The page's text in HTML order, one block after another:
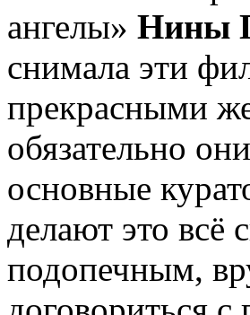
ангелы» Нины
снимала эти
прекрасными
обязательно
основные
делают это всё
подопечным,